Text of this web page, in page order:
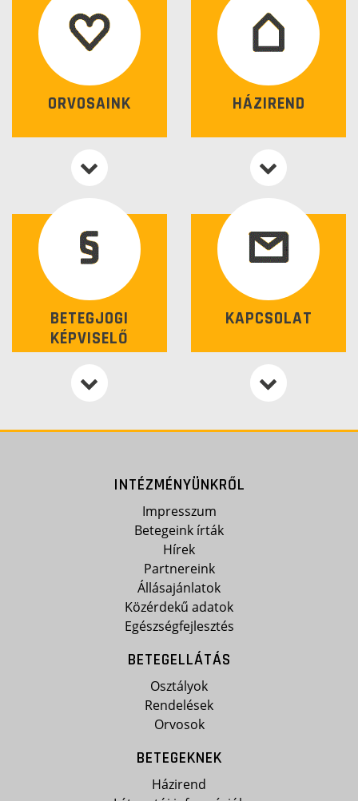
ORVOSAINK HÁZIREND
BETEGJOGI
KÉPVISELŐ
KAPCSOLAT
INTÉZMÉNYÜNKRŐL
Impresszum
Betegeink írták
Hírek
Partnereink
Állásajánlatok
Közérdekű adatok
Egészségfejlesztés
BETEGELLÁTÁS
Osztályok
Rendelések
Orvosok
BETEGEKNEK
Házirend